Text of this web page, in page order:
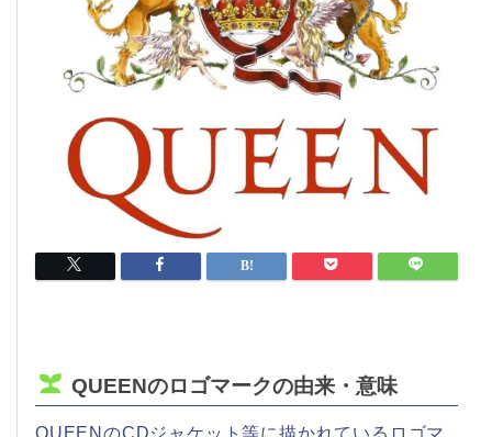
QUEENのロゴマークの由来・意味
QUEENのCDジャケット等に描かれているロゴマ